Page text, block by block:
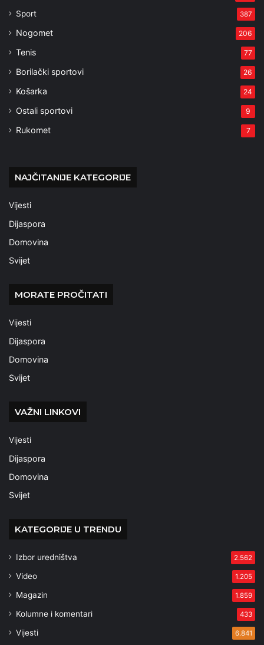
Sport 387
Nogomet 206
Tenis 77
Borilački sportovi 26
Košarka 24
Ostali sportovi 9
Rukomet 7
NAJČITANIJE KATEGORIJE
Vijesti
Dijaspora
Domovina
Svijet
MORATE PROČITATI
Vijesti
Dijaspora
Domovina
Svijet
VAŽNI LINKOVI
Vijesti
Dijaspora
Domovina
Svijet
KATEGORIJE U TRENDU
Izbor uredništva 2.562
Video 1.205
Magazin 1.859
Kolumne i komentari 433
Vijesti 6.841